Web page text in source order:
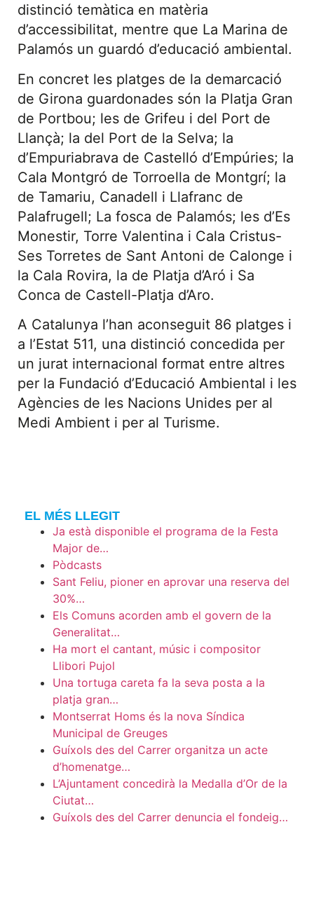
distinció temàtica en matèria
d’accessibilitat, mentre que La Marina de
Palamós un guardó d’educació ambiental.
En concret les platges de la demarcació
de Girona guardonades són la Platja Gran
de Portbou; les de Grifeu i del Port de
Llançà; la del Port de la Selva; la
d’Empuriabrava de Castelló d’Empúries; la
Cala Montgró de Torroella de Montgrí; la
de Tamariu, Canadell i Llafranc de
Palafrugell; La fosca de Palamós; les d’Es
Monestir, Torre Valentina i Cala Cristus-
Ses Torretes de Sant Antoni de Calonge i
la Cala Rovira, la de Platja d’Aró i Sa
Conca de Castell-Platja d’Aro.
A Catalunya l’han aconseguit 86 platges i
a l’Estat 511, una distinció concedida per
un jurat internacional format entre altres
per la Fundació d’Educació Ambiental i les
Agències de les Nacions Unides per al
Medi Ambient i per al Turisme.
EL MÉS LLEGIT
Ja està disponible el programa de la Festa
Major de…
Pòdcasts
Sant Feliu, pioner en aprovar una reserva del
30%…
Els Comuns acorden amb el govern de la
Generalitat…
Ha mort el cantant, músic i compositor
Llibori Pujol
Una tortuga careta fa la seva posta a la
platja gran…
Montserrat Homs és la nova Síndica
Municipal de Greuges
Guíxols des del Carrer organitza un acte
d’homenatge…
L’Ajuntament concedirà la Medalla d’Or de la
Ciutat…
Guíxols des del Carrer denuncia el fondeig…